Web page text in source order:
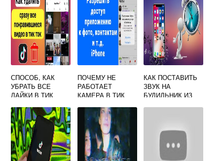
СПОСОБ, КАК
УБРАТЬ ВСЕ
ЛАЙКИ В ТИК
УДАЛЯТЬ
ПОЧЕМУ НЕ
РАБОТАЕТ
КАМЕРА В ТИК
КАК ПОСТАВИТЬ
ЗВУК НА
БУДИЛЬНИК ИЗ